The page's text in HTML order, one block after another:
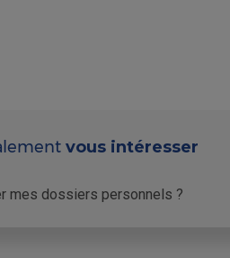
vous intéresser
mes dossiers personnels ?